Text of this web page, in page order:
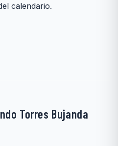
calendario.
Torres Bujanda